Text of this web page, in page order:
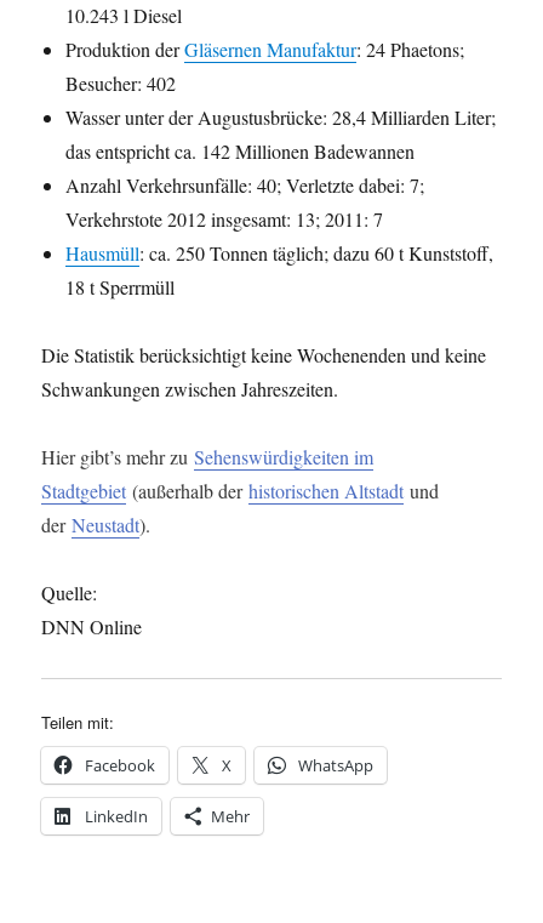
10.243 l Diesel
Produktion derGläsernen Manufaktur: 24 Phaetons;
Besucher: 402
Wasser unter der Augustusbrücke: 28,4 Milliarden Liter;
das entspricht ca. 142 Millionen Badewannen
Anzahl Verkehrsunfälle: 40; Verletzte dabei: 7;
Verkehrstote 2012 insgesamt: 13; 2011: 7
Hausmüll: ca. 250 Tonnen täglich; dazu 60 t Kunststoff,
18 t Sperrmüll
Die Statistik berücksichtigt keine Wochenenden und keine
Schwankungen zwischen Jahreszeiten.
Hier gibt’s mehr zuSehenswürdigkeiten im
Stadtgebiet (außerhalb derhistorischen Altstadt und
derNeustadt).
Quelle:
DNN Online
Teilen mit:
Facebook X WhatsApp
LinkedIn Mehr